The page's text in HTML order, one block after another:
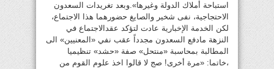
استباحة أملاك الدولة وغيرها».وبعد تغريدات السعدون
الاحتجاجية، نفى شخير والصايغ حضورهما هذا الاجتماع،
لكن الخدمة الإخبارية عادت لتؤكد عقدالاجتماع في
النزهة مادفع السعدون مجدداً عقب نفي «المعنيين» الى
المطالبة بمحاسبة «منتحل» صفة «حشد» تنظيميا
،خاتما: «مرة أخرى! صج لا قالوا اخذ علوم القوم من